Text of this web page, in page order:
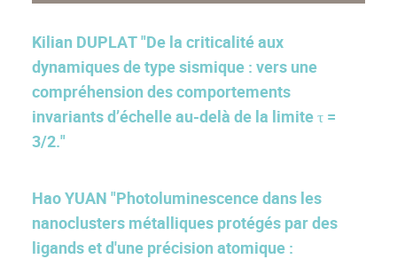
Kilian DUPLAT "De la criticalité aux
dynamiques de type sismique : vers une
compréhension des comportements
invariants d’échelle au-delà de la limite τ =
3/2."
Hao YUAN "Photoluminescence dans les
nanoclusters métalliques protégés par des
ligands et d'une précision atomique :